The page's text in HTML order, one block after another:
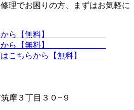
理でお困りの方、まずはお気軽に
ちらから【無料】
ちらから【無料】
はこちらから【無料】
摩３丁目３０−９